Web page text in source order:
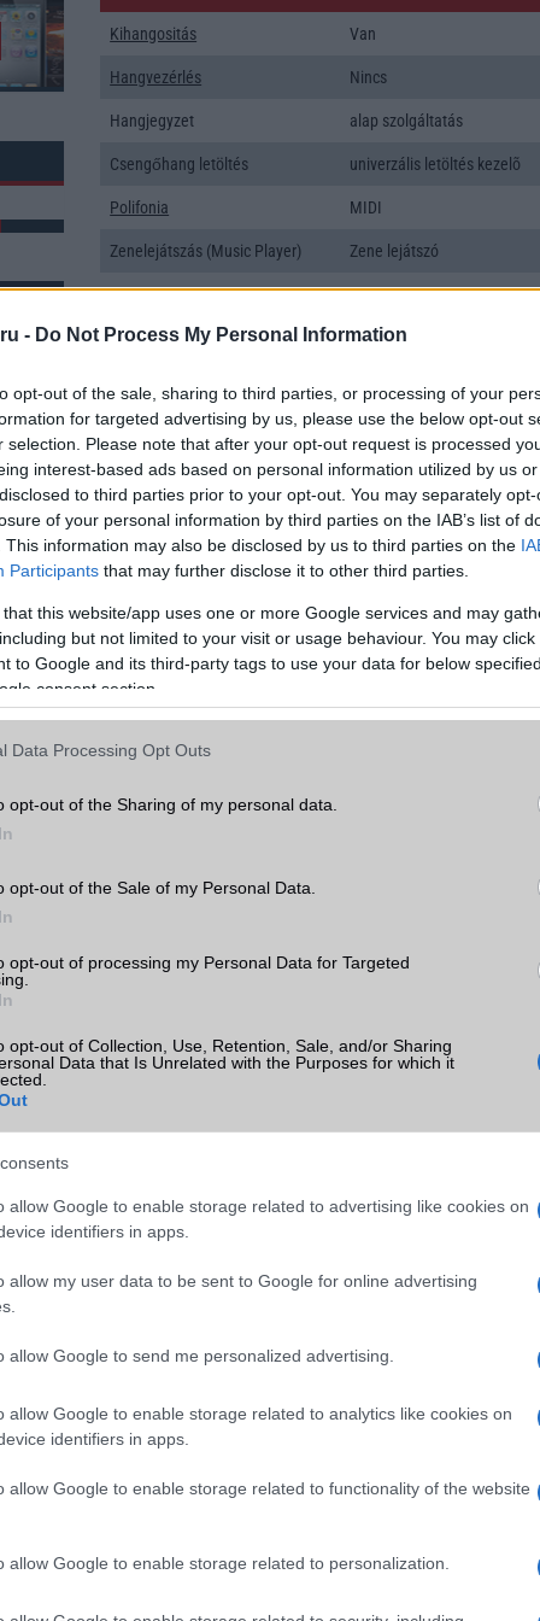
- Do Not Process My Personal Information
opt-out of the sale, sharing to third parties, or processing of your
for targeted advertising by us, please use the below opt-out
selection. Please note that after your opt-out request is processed
interest-based ads based on personal information utilized by us
to third parties prior to your opt-out. You may separately
of your personal information by third parties on the IAB’s list of
This information may also be disclosed by us to third parties on the
Participants that may further disclose it to other third parties.
that this website/app uses one or more Google services and may
but not limited to your visit or usage behaviour. You may
to Google and its third-party tags to use your data for below
consent section.
Data Processing Opt Outs
opt-out of the Sharing of my personal data.
opt-out of the Sale of my Personal Data.
opt-out of processing my Personal Data for Targeted
opt-out of Collection, Use, Retention, Sale, and/or Sharing
Data that Is Unrelated with the Purposes for which it
allow Google to enable storage related to advertising like cookies on
identifiers in apps.
allow my user data to be sent to Google for online advertising
allow Google to send me personalized advertising.
allow Google to enable storage related to analytics like cookies on
identifiers in apps.
allow Google to enable storage related to functionality of the website
allow Google to enable storage related to personalization.
24
Kihangositás Van
Hangvezérlés Nincs
Hangjegyzet alap szolgáltatás
Csengőhang letöltés univerzális letöltés kezelõ
Polifonia MIDI
Zenelejátszás (Music Player) Zene lejátszó
Rádió Nincs
Kamera 4x
kamera esetén)
Video lejátszás 4K UHD lejátszó
MEMÓRIA ÉS TÁRHELY
Telefonkönyv db dinamikus
Min. memória
Min. háttértár 128 GB
Memória bővíthetőség Nincs
ADATCSERE
GPRS
EDGE
EMS/E-mail
B/T extra A2DP
Wi-Fi extra Nincs
Wi-Fi HotSpot
Blackberry Nincs
GPS
aGPS (USA), Glonass
AKKUMULÁTOR